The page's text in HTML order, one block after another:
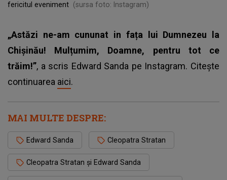
fericitul eveniment (sursa foto: Instagram)
„Astăzi ne-am cununat in fața lui Dumnezeu la
Chișinău! Mulțumim, Doamne, pentru tot ce
trăim!”, a scris Edward Sanda pe Instagram. Citește
continuarea aici.
MAI MULTE DESPRE:
Edward Sanda Cleopatra Stratan
Cleopatra Stratan și Edward Sanda